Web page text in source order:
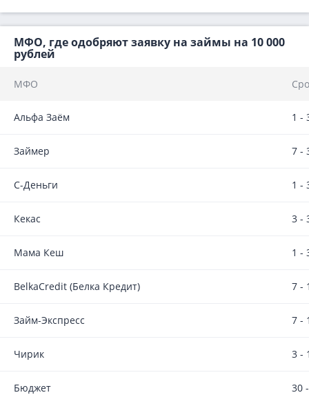
МФО, где одобряют заявку на займы на 10 000
рублей
МФО
Альфа Заём 1 -
Займер 7 -
С-Деньги 1 -
Кекас 3 -
Мама Кеш 1 -
BelkaCredit (Белка Кредит) 7 -
Займ-Экспресс 7 -
Чирик 3 -
Бюджет 30